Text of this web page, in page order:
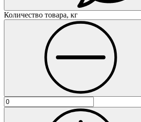
Количество товара, кг